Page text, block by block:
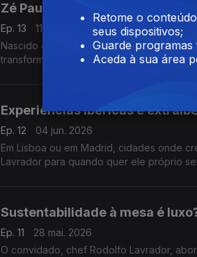
Zé Paulo Rocha, o chef do novo
Ep. 13
11 jun. 2026
Nascido em 1997, empresário desde
transformou-o, respeitando a tradição de
Experiências ibéricas e
Ep. 12
04 jun. 2026
Em Lisboa ou em Madrid, cidades onde
Lavrador para quando quer ele próprio
Sustentabilidade à mesa é
Ep. 11
28 mai. 2026
O convidado, chef Rodolfo Lavrador,
Retome o
seus dispositivos;
Guarde programas
Aceda à sua área